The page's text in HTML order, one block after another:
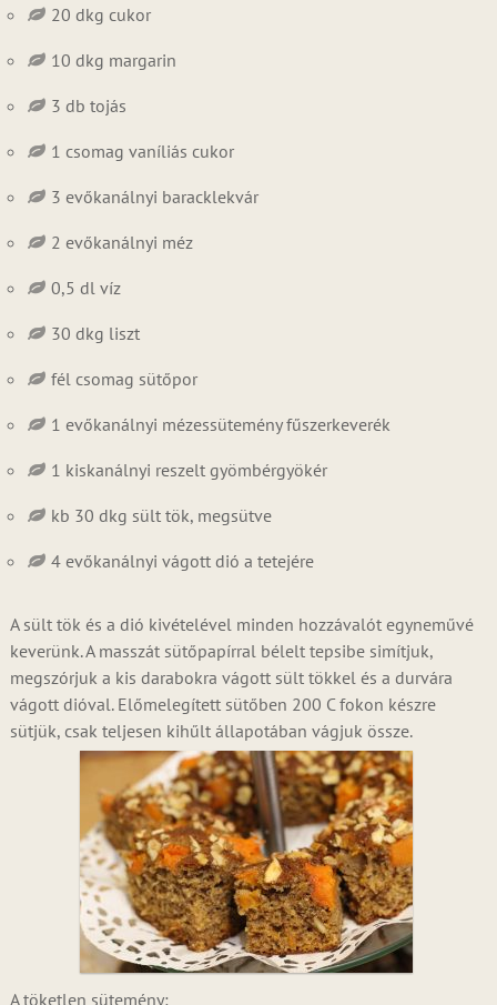
20 dkg cukor
10 dkg margarin
3 db tojás
1 csomag vaníliás cukor
3 evőkanálnyi baracklekvár
2 evőkanálnyi méz
0,5 dl víz
30 dkg liszt
fél csomag sütőpor
1 evőkanálnyi mézessütemény fűszerkeverék
1 kiskanálnyi reszelt gyömbérgyökér
kb 30 dkg sült tök, megsütve
4 evőkanálnyi vágott dió a tetejére
A sült tök és a dió kivételével minden hozzávalót egyneművé
keverünk. A masszát sütőpapírral bélelt tepsibe simítjuk,
megszórjuk a kis darabokra vágott sült tökkel és a durvára
vágott dióval. Előmelegített sütőben 200 C fokon készre
sütjük, csak teljesen kihűlt állapotában vágjuk össze.
A töketlen sütemény: